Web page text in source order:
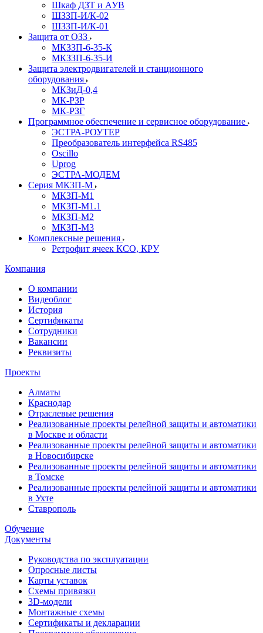
Шкаф ДЗТ и АУВ
ШЗЗП-И/К-02
ШЗЗП-И/К-01
Защита от ОЗЗ
МКЗЗП-6-35-К
МКЗЗП-6-35-И
Защита элеĸтродвигателей и станционного
оборудования
МКЗиД-0,4
МК-РЗР
МК-РЗГ
Программное обеспечение и сервисное оборудование
ЭСТРА-РОУТЕР
Преобразователь интерфейса RS485
Oscillo
Uprog
ЭСТРА-МОДЕМ
Серия МКЗП-М
МКЗП-М1
МКЗП-М1.1
МКЗП-М2
МКЗП-М3
Комплексные решения
Ретрофит ячеек КСО, КРУ
Компания
О компании
Видеоблог
История
Сертификаты
Сотрудники
Вакансии
Реквизиты
Проекты
Алматы
Краснодар
Отраслевые решения
Реализованные проекты релейной защиты и автоматики
в Москве и области
Реализованные проекты релейной защиты и автоматики
в Новосибирске
Реализованные проекты релейной защиты и автоматики
в Томске
Реализованные проекты релейной защиты и автоматики
в Ухте
Ставрополь
Обучение
Документы
Руководства по эксплуатации
Опросные листы
Карты уставок
Схемы привязки
3D-модели
Монтажные схемы
Сертификаты и декларации